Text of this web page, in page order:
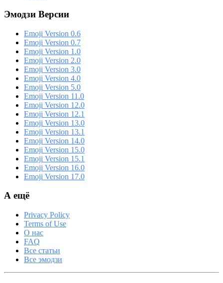
Эмодзи Версии
Emoji Version 0.6
Emoji Version 0.7
Emoji Version 1.0
Emoji Version 2.0
Emoji Version 3.0
Emoji Version 4.0
Emoji Version 5.0
Emoji Version 11.0
Emoji Version 12.0
Emoji Version 12.1
Emoji Version 13.0
Emoji Version 13.1
Emoji Version 14.0
Emoji Version 15.0
Emoji Version 15.1
Emoji Version 16.0
Emoji Version 17.0
А ещё
Privacy Policy
Terms of Use
О нас
FAQ
Все статьи
Все эмодзи